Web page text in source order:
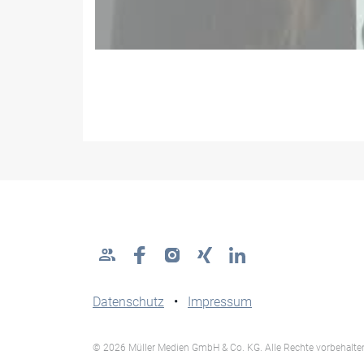
Datenschutz • Impressum
© 2026 Müller Medien GmbH & Co. KG. Alle Rechte